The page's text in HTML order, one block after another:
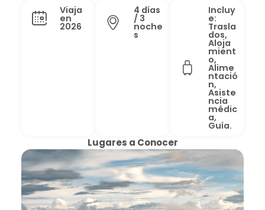
Viaja
en
2026
4 días
/ 3
noche
s
Incluy
e:
Trasla
dos,
Aloja
mient
o,
Alime
ntació
n,
Asiste
ncia
médic
a,
Guía.
Lugares a Conocer